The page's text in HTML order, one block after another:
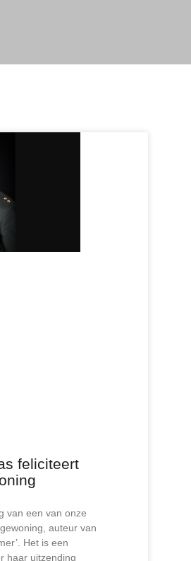
feliciteert
van een van onze
auteur van
Het is een
haar uitzending